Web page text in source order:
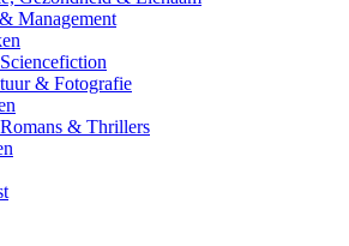
Management
& Fotografie
& Thrillers